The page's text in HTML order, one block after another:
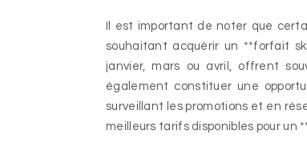
Il est important de noter que
souhaitant acquérir un **forfait
janvier, mars ou avril, offrent
également constituer une
surveillant les promotions et en
meilleurs tarifs disponibles pour un